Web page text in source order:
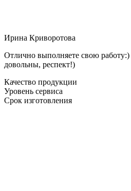
Ирина Криворотова
Отлично выполняете свою работу:)
довольны, респект!)
Качество продукции
Уровень сервиса
Срок изготовления